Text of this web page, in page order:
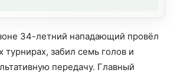
34-летний нападающий провёл
турнирах, забил семь голов и
передачу. Главный